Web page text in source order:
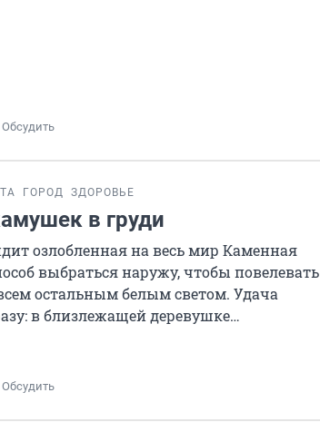
Обсудить
ГОРОД ЗДОРОВЬЕ
в груди
озлобленная на весь мир Каменная
выбраться наружу, чтобы повелевать
остальным белым светом. Удача
в близлежащей деревушке
Обсудить